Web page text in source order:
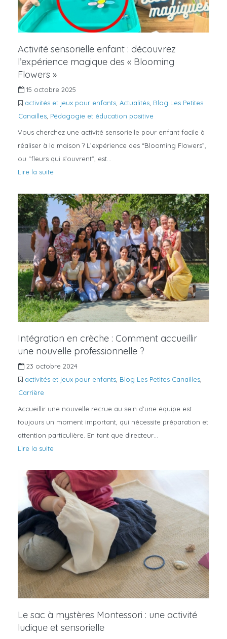
Activité sensorielle enfant : découvrez
l’expérience magique des « Blooming
Flowers »
15 octobre 2025
activités et jeux pour enfants Actualités Blog Les Petites
Canailles Pédagogie et éducation positive
Vous cherchez une activité sensorielle pour enfant facile à
réaliser à la maison ? L’expérience des “Blooming Flowers”,
ou “fleurs qui s’ouvrent”, est…
Lire la suite
Intégration en crèche : Comment accueillir
une nouvelle professionnelle ?
23 octobre 2024
activités et jeux pour enfants Blog Les Petites Canailles
Carrière
Accueillir une nouvelle recrue au sein d’une équipe est
toujours un moment important, qui nécessite préparation et
attention particulière. En tant que directeur…
Lire la suite
Le sac à mystères Montessori : une activité
ludique et sensorielle